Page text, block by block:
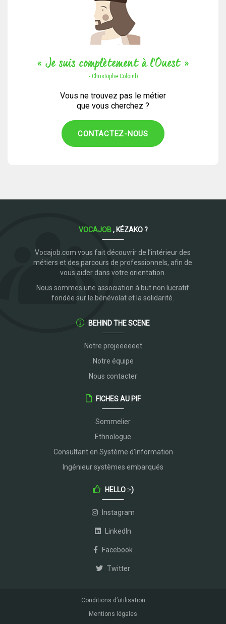
« Je suis complètement à l’Ouest »
- Christophe Colomb
Vous ne trouvez pas le métier
que vous cherchez ?
CONTACTEZ-NOUS
VOCAJOB, KÉZAKO ?
Vocajob.com vous fait découvrir de l’intérieur des
métiers et des parcours de professionnels, afin de
vous aider dans votre orientation.
Nous sommes une association à but non lucratif
fondée sur le bénévolat et la solidarité.
BEHIND THE SCENE
Notre projeeeeeet
Notre équipe
Nous contacter
FICHES AU PIF
Sommelier
Ethnologue
Consultant en Système d’Information
Ingénieur systèmes embarqués
HELLO :-)
Instagram
LinkedIn
Facebook
Twitter
Conditions d’utilisation
Mentions légales